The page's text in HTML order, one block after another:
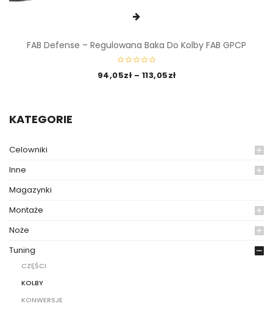
KATEGORIE
Celowniki
Inne
Magazynki
Montaże
Noże
Tuning
CZĘŚCI
KOLBY
KONWERSJE
FAB Defense – Regulowana Baka Do Kolby FAB GPCP
94,05zł – 113,05zł